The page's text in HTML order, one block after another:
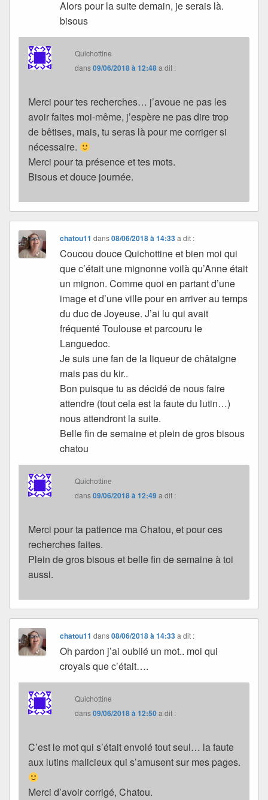
Alors pour la suite demain, je serais là.
bisous
Quichottine
dans09/06/2018 à 12:48a dit :
Merci pour tes recherches… j’avoue ne pas les
avoir faites moi-même, j’espère ne pas dire trop
de bêtises, mais, tu seras là pour me corriger si
nécessaire.
Merci pour ta présence et tes mots.
Bisous et douce journée.
chatou11 dans08/06/2018 à 14:33 a dit :
Coucou douce Quichottine et bien moi qui
que c’était une mignonne voilà qu’Anne était
un mignon. Comme quoi en partant d’une
image et d’une ville pour en arriver au temps
du duc de Joyeuse. J’ai lu qui avait
fréquenté Toulouse et parcouru le
Languedoc.
Je suis une fan de la liqueur de châtaigne
mais pas du kir..
Bon puisque tu as décidé de nous faire
attendre (tout cela est la faute du lutin…)
nous attendront la suite.
Belle fin de semaine et plein de gros bisous
chatou
Quichottine
dans09/06/2018 à 12:49a dit :
Merci pour ta patience ma Chatou, et pour ces
recherches faites.
Plein de gros bisous et belle fin de semaine à toi
aussi.
chatou11 dans08/06/2018 à 14:33 a dit :
Oh pardon j’ai oublié un mot.. moi qui
croyais que c’était….
Quichottine
dans09/06/2018 à 12:50a dit :
C’est le mot qui s’était envolé tout seul… la faute
aux lutins malicieux qui s’amusent sur mes pages.
Merci d’avoir corrigé, Chatou.